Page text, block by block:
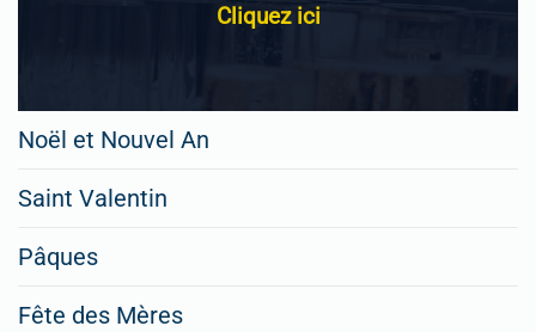
Cliquez ici
Noël et Nouvel An
Saint Valentin
Pâques
Fête des Mères